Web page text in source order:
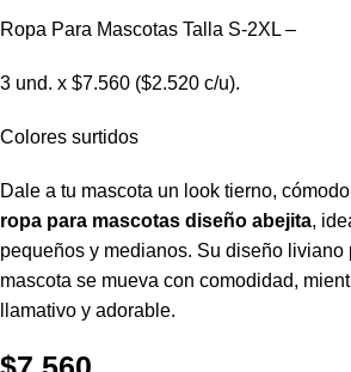
Ropa Para Mascotas Talla S-2XL –
3 und. x $7.560 ($2.520 c/u).
Colores surtidos
Dale a tu mascota un look tierno,
ropa para mascotas diseño abejita,
pequeños y medianos. Su diseño liviano
mascota se mueva con comodidad,
llamativo y adorable.